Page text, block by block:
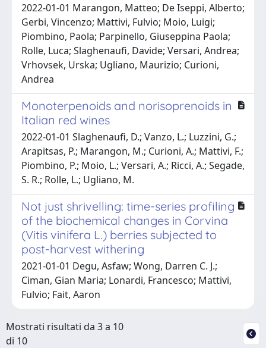
2022-01-01 Marangon, Matteo; De Iseppi, Alberto;
Gerbi, Vincenzo; Mattivi, Fulvio; Moio, Luigi;
Piombino, Paola; Parpinello, Giuseppina Paola;
Rolle, Luca; Slaghenaufi, Davide; Versari, Andrea;
Vrhovsek, Urska; Ugliano, Maurizio; Curioni,
Andrea
Monoterpenoids and norisoprenoids in
Italian red wines
2022-01-01 Slaghenaufi, D.; Vanzo, L.; Luzzini, G.;
Arapitsas, P.; Marangon, M.; Curioni, A.; Mattivi, F.;
Piombino, P.; Moio, L.; Versari, A.; Ricci, A.; Segade,
S. R.; Rolle, L.; Ugliano, M.
Not just shrivelling: time-series profiling
of the biochemical changes in Corvina
(Vitis vinifera L.) berries subjected to
post-harvest withering
2021-01-01 Degu, Asfaw; Wong, Darren C. J.;
Ciman, Gian Maria; Lonardi, Francesco; Mattivi,
Fulvio; Fait, Aaron
Mostrati risultati da 3 a 10
di 10